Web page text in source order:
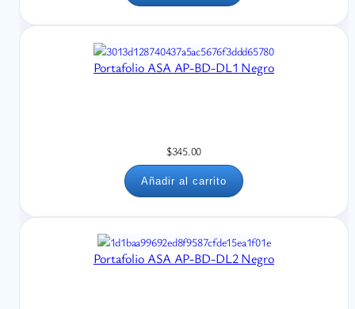
Portafolio ASA AP-BD-DL1 Negro
$345.00
Añadir al carrito
Portafolio ASA AP-BD-DL2 Negro